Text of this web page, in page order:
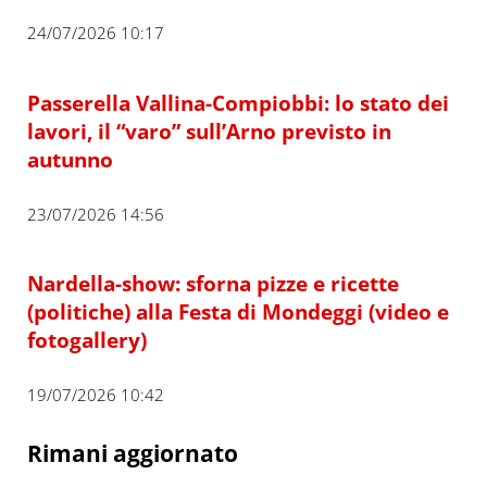
24/07/2026 10:17
Passerella Vallina-Compiobbi: lo stato dei
lavori, il “varo” sull’Arno previsto in
autunno
23/07/2026 14:56
Nardella-show: sforna pizze e ricette
(politiche) alla Festa di Mondeggi (video e
fotogallery)
19/07/2026 10:42
Rimani aggiornato